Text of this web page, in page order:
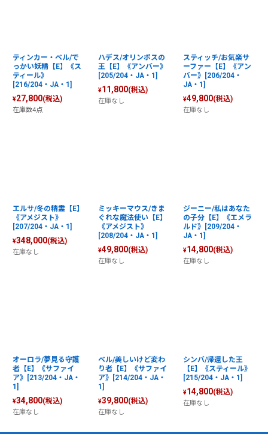
ティンカー・ベル/で
っかい妖精【E】《ス
ティール》
[216/204・JA・1]
¥27,800(税込)
在庫数4点
ハデス/オリンポスの
王【E】《アンバー》
[205/204・JA・1]
¥11,800(税込)
在庫なし
スティッチ/お気楽サ
ーファー【E】《アン
バー》[206/204・
JA・1]
¥49,800(税込)
在庫なし
エルサ/冬の精霊【E】
《アメジスト》
[207/204・JA・1]
¥348,000(税込)
在庫なし
ミッキーマウス/きま
ぐれな魔法使い【E】
《アメジスト》
[208/204・JA・1]
¥49,800(税込)
在庫なし
ジーニー/私はあなた
の子分【E】《エメラ
ルド》[209/204・
JA・1]
¥14,800(税込)
在庫なし
オーロラ/夢見る守護
者【E】《サファイ
ア》[213/204・JA・
1]
¥34,800(税込)
在庫なし
ベル/美しいけど変わ
り者【E】《サファイ
ア》[214/204・JA・
1]
¥39,800(税込)
在庫なし
シンバ/帰還した王
【E】《スティール》
[215/204・JA・1]
¥14,800(税込)
在庫なし